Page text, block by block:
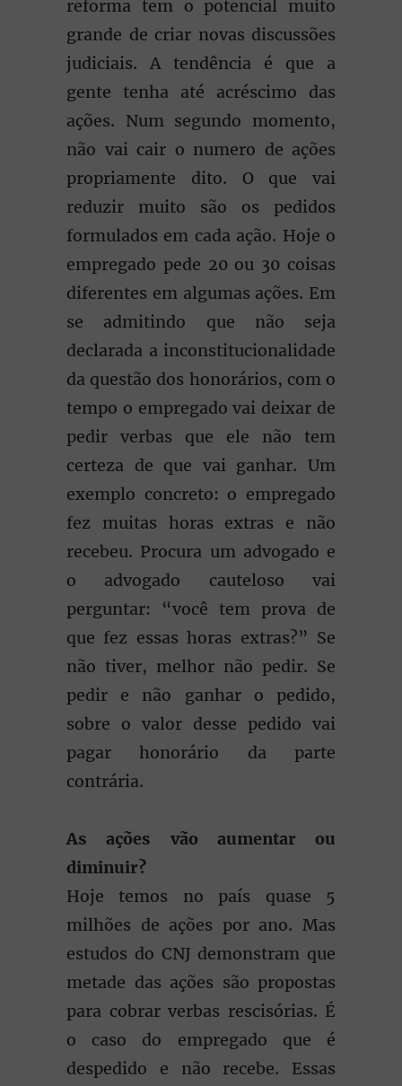
reforma tem o potencial muito
grande de criar novas discussões
judiciais. A tendência é que a
gente tenha até acréscimo das
ações. Num segundo momento,
não vai cair o numero de ações
propriamente dito. O que vai
reduzir muito são os pedidos
formulados em cada ação. Hoje o
empregado pede 20 ou 30 coisas
diferentes em algumas ações. Em
se admitindo que não seja
declarada a inconstitucionalidade
da questão dos honorários, com o
tempo o empregado vai deixar de
pedir verbas que ele não tem
certeza de que vai ganhar. Um
exemplo concreto: o empregado
fez muitas horas extras e não
recebeu. Procura um advogado e
o advogado cauteloso vai
perguntar: “você tem prova de
que fez essas horas extras?” Se
não tiver, melhor não pedir. Se
pedir e não ganhar o pedido,
sobre o valor desse pedido vai
pagar honorário da parte
contrária.
As ações vão aumentar ou
diminuir?
Hoje temos no país quase 5
milhões de ações por ano. Mas
estudos do CNJ demonstram que
metade das ações são propostas
para cobrar verbas rescisórias. É
o caso do empregado que é
despedido e não recebe. Essas